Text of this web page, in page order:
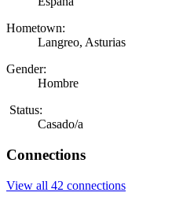
Hometown:
Langreo, Asturias
Gender:
Hombre
Status:
Casado/a
Connections
View all 42 connections